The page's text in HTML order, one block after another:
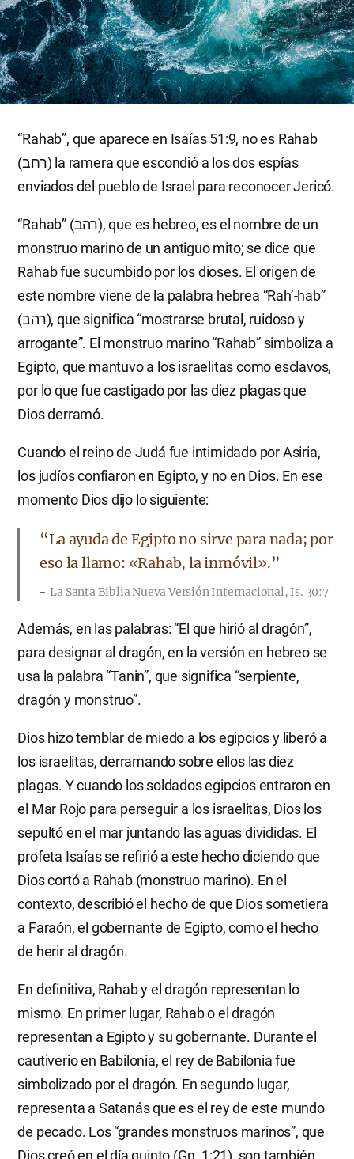
“Rahab”, que aparece en Isaías 51:9, no es Rahab
(רחב) la ramera que escondió a los dos espías
enviados del pueblo de Israel para reconocer Jericó.
“Rahab” (רהב), que es hebreo, es el nombre de un
monstruo marino de un antiguo mito; se dice que
Rahab fue sucumbido por los dioses. El origen de
este nombre viene de la palabra hebrea “Rah’-hab”
(רהב), que significa “mostrarse brutal, ruidoso y
arrogante”. El monstruo marino “Rahab” simboliza a
Egipto, que mantuvo a los israelitas como esclavos,
por lo que fue castigado por las diez plagas que
Dios derramó.
Cuando el reino de Judá fue intimidado por Asiria,
los judíos confiaron en Egipto, y no en Dios. En ese
momento Dios dijo lo siguiente:
“La ayuda de Egipto no sirve para nada; por
eso la llamo: «Rahab, la inmóvil».”
La Santa Biblia Nueva Versión Internacional, Is. 30:7
Además, en las palabras: “El que hirió al dragón”,
para designar al dragón, en la versión en hebreo se
usa la palabra “Tanin”, que significa “serpiente,
dragón y monstruo”.
Dios hizo temblar de miedo a los egipcios y liberó a
los israelitas, derramando sobre ellos las diez
plagas. Y cuando los soldados egipcios entraron en
el Mar Rojo para perseguir a los israelitas, Dios los
sepultó en el mar juntando las aguas divididas. El
profeta Isaías se refirió a este hecho diciendo que
Dios cortó a Rahab (monstruo marino). En el
contexto, describió el hecho de que Dios sometiera
a Faraón, el gobernante de Egipto, como el hecho
de herir al dragón.
En definitiva, Rahab y el dragón representan lo
mismo. En primer lugar, Rahab o el dragón
representan a Egipto y su gobernante. Durante el
cautiverio en Babilonia, el rey de Babilonia fue
simbolizado por el dragón. En segundo lugar,
representa a Satanás que es el rey de este mundo
de pecado. Los “grandes monstruos marinos”, que